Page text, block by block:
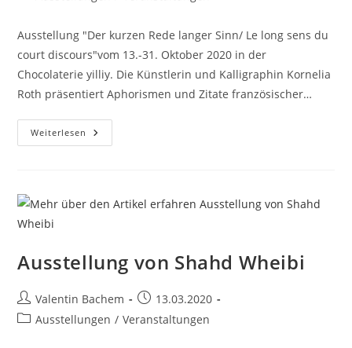
Ausstellung "Der kurzen Rede langer Sinn/ Le long sens du
court discours"vom 13.-31. Oktober 2020 in der
Chocolaterie yilliy. Die Künstlerin und Kalligraphin Kornelia
Roth präsentiert Aphorismen und Zitate französischer…
Weiterlesen Der
Kurzen
Le
Long
Discours
Ausstellung von Shahd Wheibi
Beitrags-
Autor:
Valentin Bachem
Beitrag
veröffentlicht:
13.03.2020
Beitrags-
Ausstellungen / Veranstaltungen